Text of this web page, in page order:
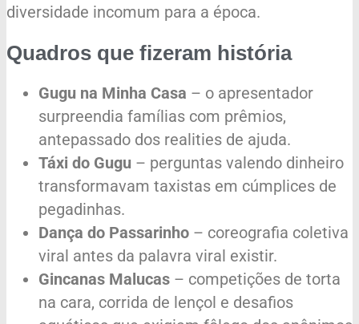
diversidade incomum para a época.
Quadros que fizeram história
Gugu na Minha Casa – o apresentador
surpreendia famílias com prêmios,
antepassado dos realities de ajuda.
Táxi do Gugu – perguntas valendo dinheiro
transformavam taxistas em cúmplices de
pegadinhas.
Dança do Passarinho – coreografia coletiva
viral antes da palavra viral existir.
Gincanas Malucas – competições de torta
na cara, corrida de lençol e desafios